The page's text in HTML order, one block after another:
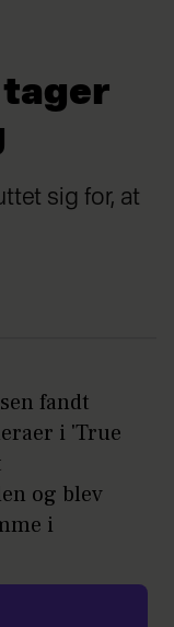
sig for, at
fandt
i 'True
og blev
i